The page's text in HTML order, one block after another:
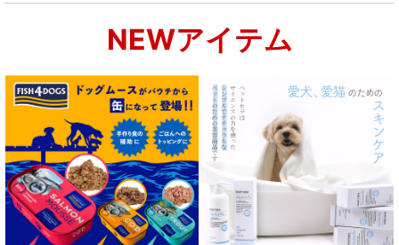
NEWアイテム